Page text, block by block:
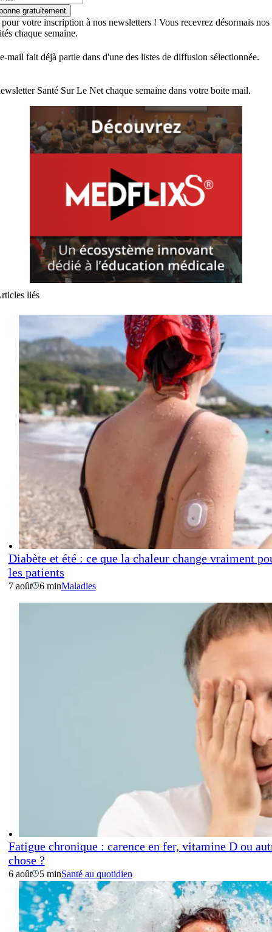
gratuitement
votre inscription à nos newsletters ! Vous recevrez désormais nos
chaque semaine.
mail fait déjà partie dans d'une des listes de diffusion sélectionnée.
Santé Sur Le Net chaque semaine dans votre boite mail.
liés
Diabète et été : ce que la chaleur change vraiment
les patients
7 août 6 minMaladies
Fatigue chronique : carence en fer, vitamine D ou
chose ?
6 août 5 minSanté au quotidien